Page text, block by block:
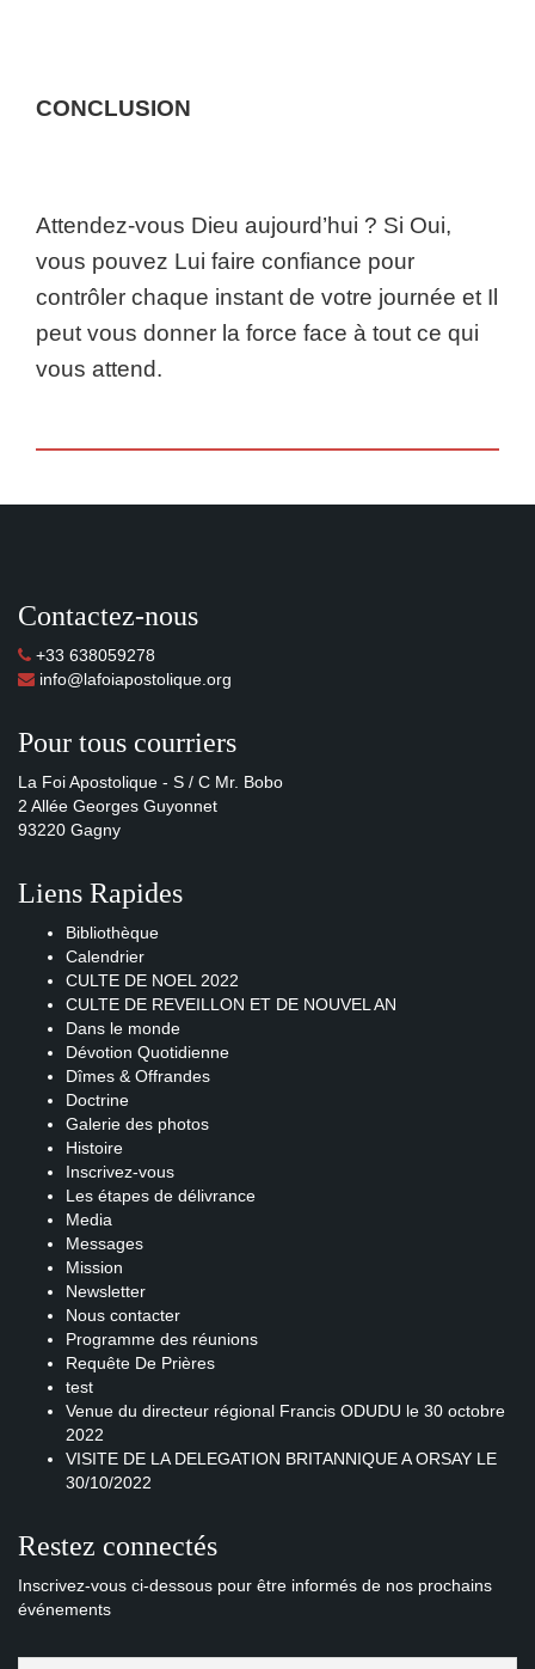
CONCLUSION
Attendez-vous Dieu aujourd’hui ? Si Oui,
vous pouvez Lui faire confiance pour
contrôler chaque instant de votre journée et Il
peut vous donner la force face à tout ce qui
vous attend.
Contactez-nous
+33 638059278
info@lafoiapostolique.org
Pour tous courriers
La Foi Apostolique - S / C Mr. Bobo
2 Allée Georges Guyonnet
93220 Gagny
Liens Rapides
Bibliothèque
Calendrier
CULTE DE NOEL 2022
CULTE DE REVEILLON ET DE NOUVEL AN
Dans le monde
Dévotion Quotidienne
Dîmes & Offrandes
Doctrine
Galerie des photos
Histoire
Inscrivez-vous
Les étapes de délivrance
Media
Messages
Mission
Newsletter
Nous contacter
Programme des réunions
Requête De Prières
test
Venue du directeur régional Francis ODUDU le 30 octobre
2022
VISITE DE LA DELEGATION BRITANNIQUE A ORSAY LE
30/10/2022
Restez connectés
Inscrivez-vous ci-dessous pour être informés de nos prochains
événements